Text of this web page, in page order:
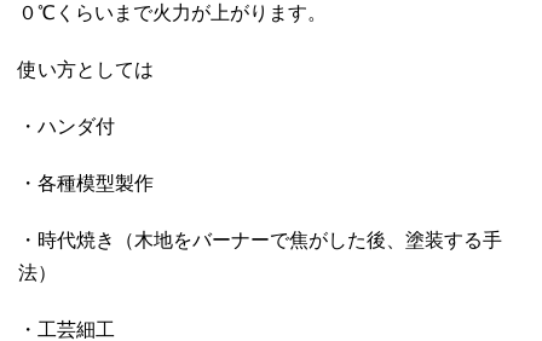
０℃くらいまで火力が上がります。
使い方としては
・ハンダ付
・各種模型製作
・時代焼き（木地をバーナーで焦がした後、塗装する手
法）
・工芸細工